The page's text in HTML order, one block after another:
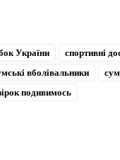
України
спортивні
вболівальники
подивимось